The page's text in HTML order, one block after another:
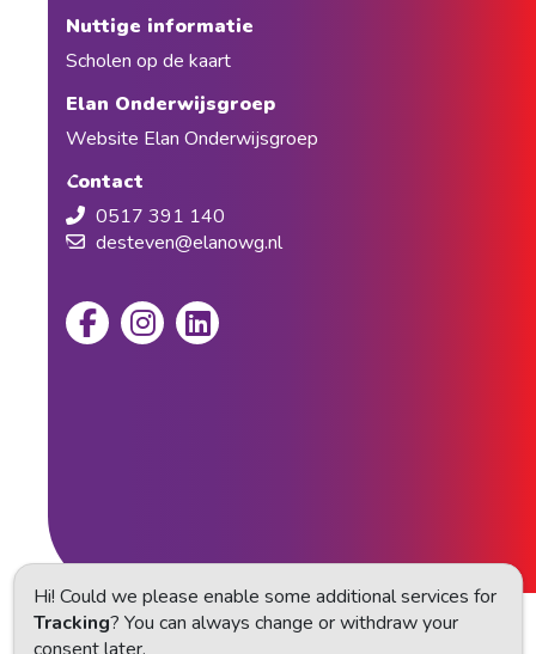
Nuttige informatie
Scholen op de kaart
Elan Onderwijsgroep
Website Elan Onderwijsgroep
Contact
0517 391 140
desteven@elanowg.nl
Privacy statement
Hi! Could we please enable some additional services for
Tracking? You can always change or withdraw your